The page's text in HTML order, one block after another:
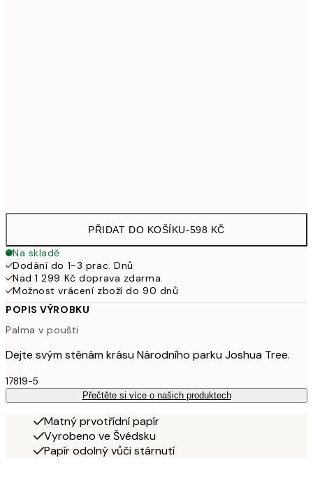
PŘIDAT DO KOŠÍKU-598 KČ
Na skladě
Dodání do 1-3 prac. Dnů
Nad 1 299 Kč doprava zdarma.
Možnost vrácení zboží do 90 dnů
POPIS VÝROBKU
Palma v poušti
Dejte svým stěnám krásu Národního parku Joshua Tree.
17819-5
Přečtěte si více o našich produktech
Matný prvotřídní papír
Vyrobeno ve Švédsku
Papír odolný vůči stárnutí